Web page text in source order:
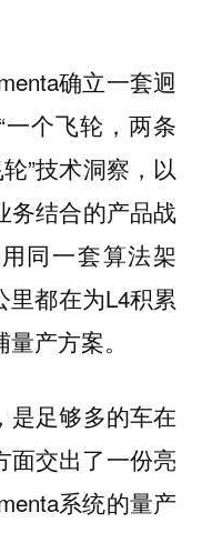
确立一套迥
个飞轮，两条
”技术洞察，以
务结合的产品战
同一套算法架
都在为L4积累
产方案。
是足够多的车在
面交出了一份亮
系统的量产